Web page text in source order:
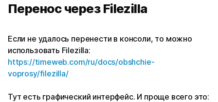
Перенос через Filezilla
Если не удалось перенести в консоли, то можно
использовать Filezilla:
https://timeweb.com/ru/docs/obshchie-
voprosy/filezilla/
Тут есть графический интерфейс. И проще всего это: